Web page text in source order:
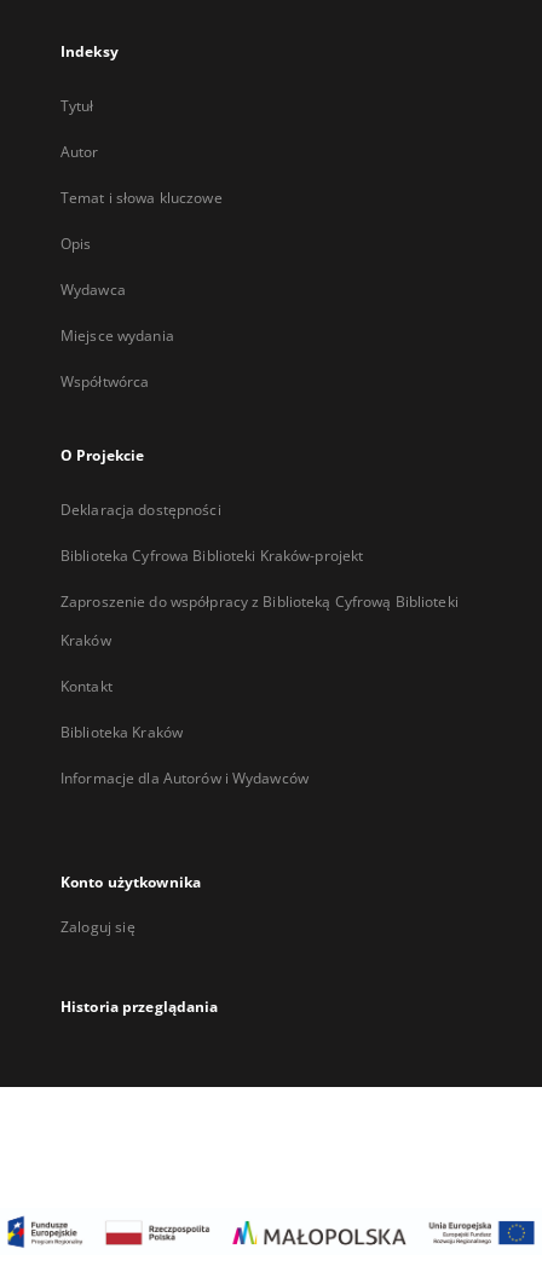
Indeksy
Tytuł
Autor
Temat i słowa kluczowe
Opis
Wydawca
Miejsce wydania
Współtwórca
O Projekcie
Deklaracja dostępności
Biblioteka Cyfrowa Biblioteki Kraków-projekt
Zaproszenie do współpracy z Biblioteką Cyfrową Biblioteki
Kraków
Kontakt
Biblioteka Kraków
Informacje dla Autorów i Wydawców
Konto użytkownika
Zaloguj się
Historia przeglądania